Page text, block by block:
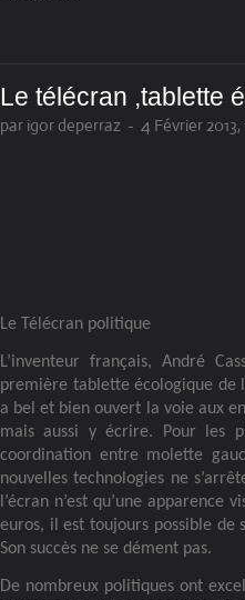
Le télécran ,tablette
par igor deperraz - 4 Février 2013,
Le Télécran politique
L’inventeur français, André
première tablette écologique de
a bel et bien ouvert la voie aux
mais aussi y écrire. Pour les
coordination entre molette
nouvelles technologies ne
l’écran n’est qu’une
euros, il est toujours possible
Son succès ne se dément pas.
De nombreux politiques ont